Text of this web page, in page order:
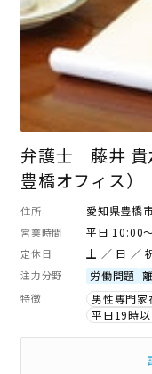
弁護士 藤井 貴
豊橋オフィス）
住所 愛知県豊橋
営業時間 平日 10:00
定休日 土 ／ 日 ／
注力分野 労働問題
特徴 男性専門家
平日19時